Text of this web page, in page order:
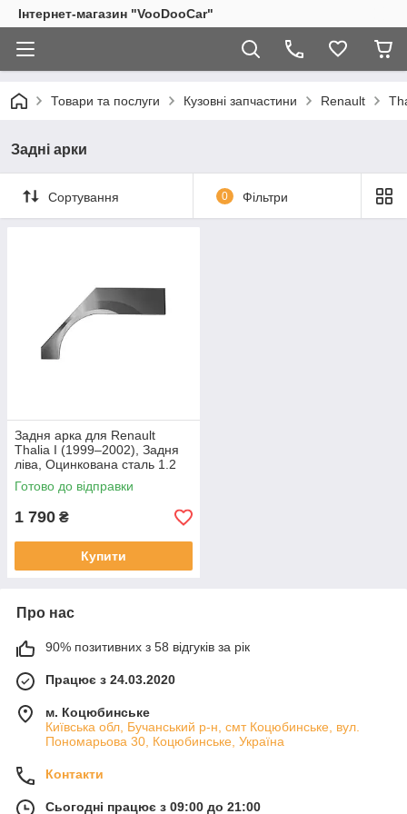
Інтернет-магазин "VooDooCar"
Товари та послуги Кузовні запчастини Renault
Задні арки
Сортування 0 Фільтри
Задня арка для Renault
Thalia I (1999–2002), Задня
ліва, Оцинкована сталь 1.2
mm
Готово до відправки
1 790 ₴
Купити
Про нас
90% позитивних з 58 відгуків за рік
Працює з 24.03.2020
м. Коцюбинське
Київська обл, Бучанський р-н, смт Коцюбинське, вул.
Пономарьова 30, Коцюбинське, Україна
Контакти
Сьогодні працює з 09:00 до 21:00